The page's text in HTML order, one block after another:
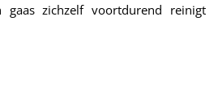
gaas zichzelf voortdurend reinigt